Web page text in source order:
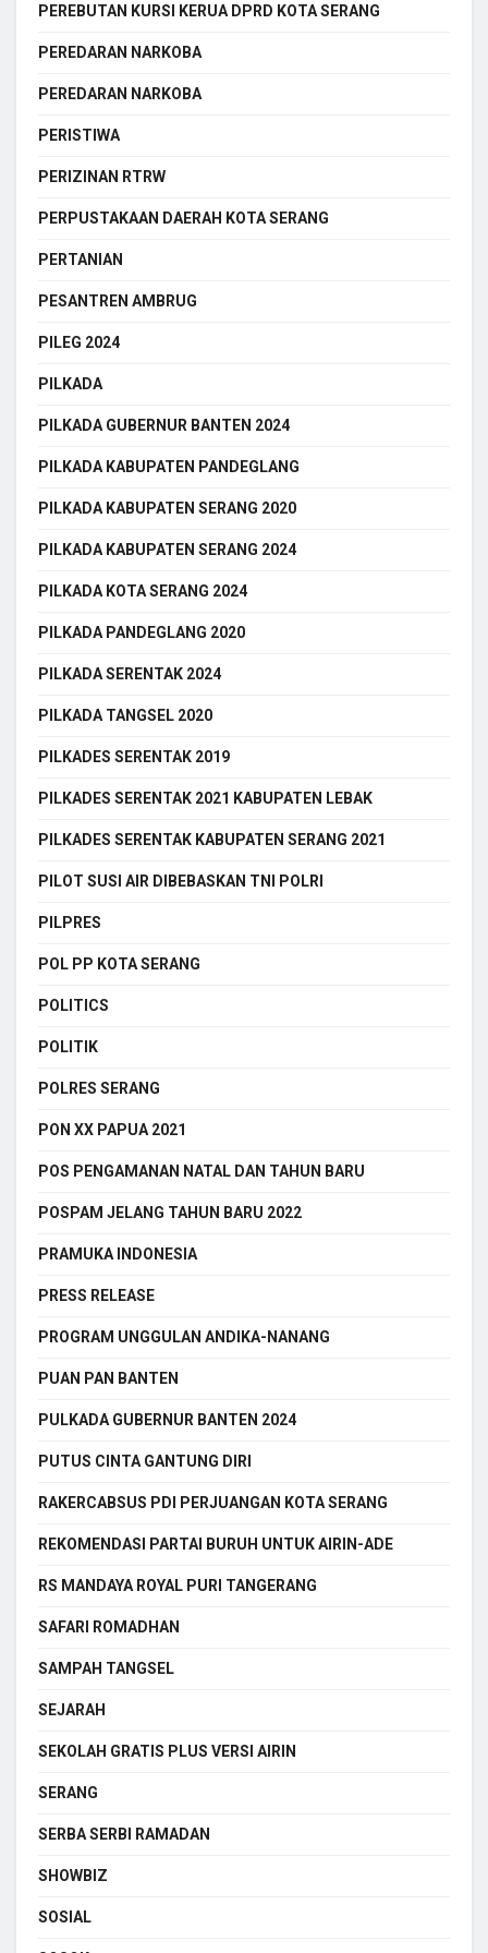
PEREBUTAN KURSI KERUA DPRD KOTA SERANG
PEREDARAN NARKOBA
PEREDARAN NARKOBA
PERISTIWA
PERIZINAN RTRW
PERPUSTAKAAN DAERAH KOTA SERANG
PERTANIAN
PESANTREN AMBRUG
PILEG 2024
PILKADA
PILKADA GUBERNUR BANTEN 2024
PILKADA KABUPATEN PANDEGLANG
PILKADA KABUPATEN SERANG 2020
PILKADA KABUPATEN SERANG 2024
PILKADA KOTA SERANG 2024
PILKADA PANDEGLANG 2020
PILKADA SERENTAK 2024
PILKADA TANGSEL 2020
PILKADES SERENTAK 2019
PILKADES SERENTAK 2021 KABUPATEN LEBAK
PILKADES SERENTAK KABUPATEN SERANG 2021
PILOT SUSI AIR DIBEBASKAN TNI POLRI
PILPRES
POL PP KOTA SERANG
POLITICS
POLITIK
POLRES SERANG
PON XX PAPUA 2021
POS PENGAMANAN NATAL DAN TAHUN BARU
POSPAM JELANG TAHUN BARU 2022
PRAMUKA INDONESIA
PRESS RELEASE
PROGRAM UNGGULAN ANDIKA-NANANG
PUAN PAN BANTEN
PULKADA GUBERNUR BANTEN 2024
PUTUS CINTA GANTUNG DIRI
RAKERCABSUS PDI PERJUANGAN KOTA SERANG
REKOMENDASI PARTAI BURUH UNTUK AIRIN-ADE
RS MANDAYA ROYAL PURI TANGERANG
SAFARI ROMADHAN
SAMPAH TANGSEL
SEJARAH
SEKOLAH GRATIS PLUS VERSI AIRIN
SERANG
SERBA SERBI RAMADAN
SHOWBIZ
SOSIAL